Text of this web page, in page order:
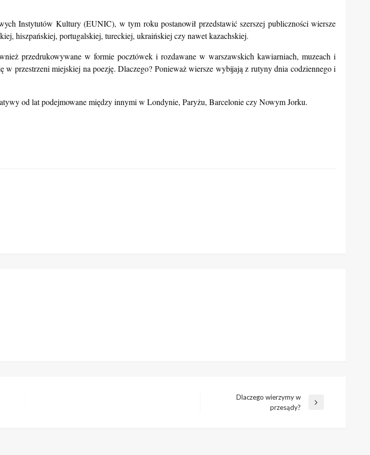
Instytutów Kultury (EUNIC), w tym roku postanowił przedstawić szerszej publiczności wiersze
hiszpańskiej, portugalskiej, tureckiej, ukraińskiej czy nawet kazachskiej.
przedrukowywane w formie pocztówek i rozdawane w warszawskich kawiarniach, muzeach i
przestrzeni miejskiej na poezję. Dlaczego? Ponieważ wiersze wybijają z rutyny dnia codziennego i
od lat podejmowane między innymi w Londynie, Paryżu, Barcelonie czy Nowym Jorku.
Dlaczego wierzymy w
przesądy?